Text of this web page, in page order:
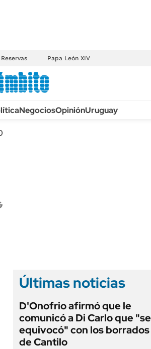
Reservas Papa León XIV
NegociosOpiniónUruguay
Últimas noticias
D'Onofrio afirmó que le
comunicó a Di Carlo que "se
equivocó" con los borrados
de Cantilo